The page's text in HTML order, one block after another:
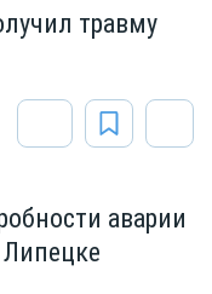
травму
аварии